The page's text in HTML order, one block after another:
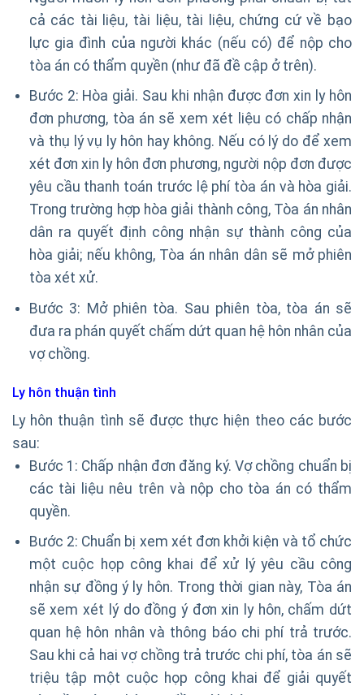
cả các tài liệu, tài liệu, tài liệu, chứng cứ về bạo
lực gia đình của người khác (nếu có) để nộp cho
tòa án có thẩm quyền (như đã đề cập ở trên).
Bước 2: Hòa giải. Sau khi nhận được đơn xin ly hôn
đơn phương, tòa án sẽ xem xét liệu có chấp nhận
và thụ lý vụ ly hôn hay không. Nếu có lý do để xem
xét đơn xin ly hôn đơn phương, người nộp đơn được
yêu cầu thanh toán trước lệ phí tòa án và hòa giải.
Trong trường hợp hòa giải thành công, Tòa án nhân
dân ra quyết định công nhận sự thành công của
hòa giải; nếu không, Tòa án nhân dân sẽ mở phiên
tòa xét xử.
Bước 3: Mở phiên tòa. Sau phiên tòa, tòa án sẽ
đưa ra phán quyết chấm dứt quan hệ hôn nhân của
vợ chồng.
Ly hôn thuận tình
Ly hôn thuận tình sẽ được thực hiện theo các bước
sau:
Bước 1: Chấp nhận đơn đăng ký. Vợ chồng chuẩn bị
các tài liệu nêu trên và nộp cho tòa án có thẩm
quyền.
Bước 2: Chuẩn bị xem xét đơn khởi kiện và tổ chức
một cuộc họp công khai để xử lý yêu cầu công
nhận sự đồng ý ly hôn. Trong thời gian này, Tòa án
sẽ xem xét lý do đồng ý đơn xin ly hôn, chấm dứt
quan hệ hôn nhân và thông báo chi phí trả trước.
Sau khi cả hai vợ chồng trả trước chi phí, tòa án sẽ
triệu tập một cuộc họp công khai để giải quyết